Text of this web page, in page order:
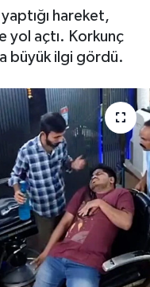
hareket,
yol açtı. Korkunç
büyük ilgi gördü.